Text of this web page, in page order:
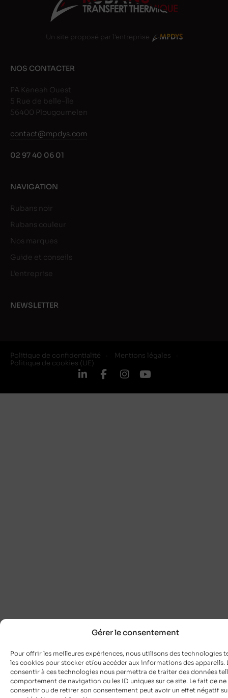
Gérer le consentement
Pour offrir les meilleures expériences, nous utilisons des technologies
les cookies pour stocker et/ou accéder aux informations des appareils.
consentir à ces technologies nous permettra de traiter des données
comportement de navigation ou les ID uniques sur ce site. Le fait de ne
consentir ou de retirer son consentement peut avoir un effet négatif
Un site proposé par l'entreprise
NOS CONTACTER
PA Keneah Ouest
5 Rue de belle-Île
56400 Plougoumelen
contact@mpdys.com
02 97 40 06 01
NAVIGATION
Rubans noir
Rubans couleur
Nos marques
Guide et conseils
L’entreprise
NEWSLETTER
Politique de confidentialité
Mentions légales
Politique de cookies (UE)